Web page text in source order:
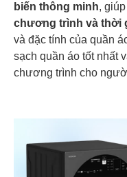
biến thông minh,
chương trình và thời
và đặc tính của quần
sạch quần áo tốt nhất
chương trình cho